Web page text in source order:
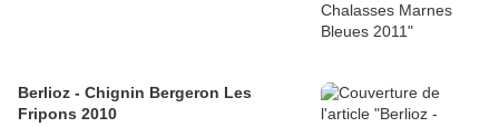
Berlioz - Chignin Bergeron Les
Fripons 2010